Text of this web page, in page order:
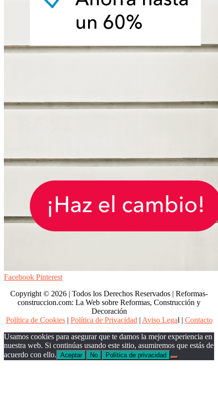
Facebook Pinterest
Copyright © 2026 | Todos los Derechos Reservados | Reformas-
construccion.com: La Web sobre Reformas, Construcción y
Decoración
Política de Cookies| Política de Privacidad| Aviso Legal | Contacto
Usamos cookies para asegurar que te damos la mejor experiencia en
nuestra web. Si continúas usando este sitio, asumiremos que estás de
acuerdo con ello. Aceptar No Política de privacidad